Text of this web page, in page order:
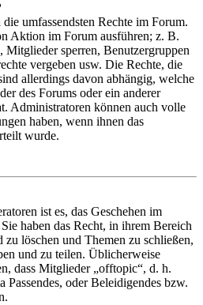
umfassendsten Rechte im Forum.
Aktion im Forum ausführen; z. B.
Mitglieder sperren, Benutzergruppen
vergeben usw. Die Rechte, die
allerdings davon abhängig, welche
des Forums oder ein anderer
Administratoren können auch volle
haben, wenn ihnen das
wurde.
ist es, das Geschehen im
haben das Recht, in ihrem Bereich
zu löschen und Themen zu schließen,
und zu teilen. Üblicherweise
dass Mitglieder „offtopic“, d. h.
Passendes, oder Beleidigendes bzw.